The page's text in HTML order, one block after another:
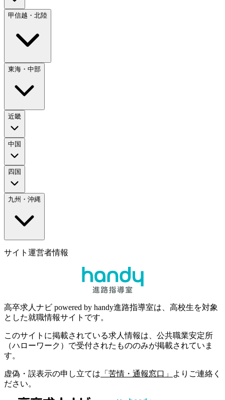
甲信越・北陸
東海・中部
近畿
中国
四国
九州・沖縄
サイト運営者情報
高卒求人ナビ powered by handy進路指導室は、高校生を対象
とした就職情報サイトです。
このサイトに掲載されている求人情報は、公共職業安定所
（ハローワーク）で受付されたもののみが掲載されていま
す。
虚偽・誤表示の申し立ては 「苦情・通報窓口」
よりご連絡く
ださい。